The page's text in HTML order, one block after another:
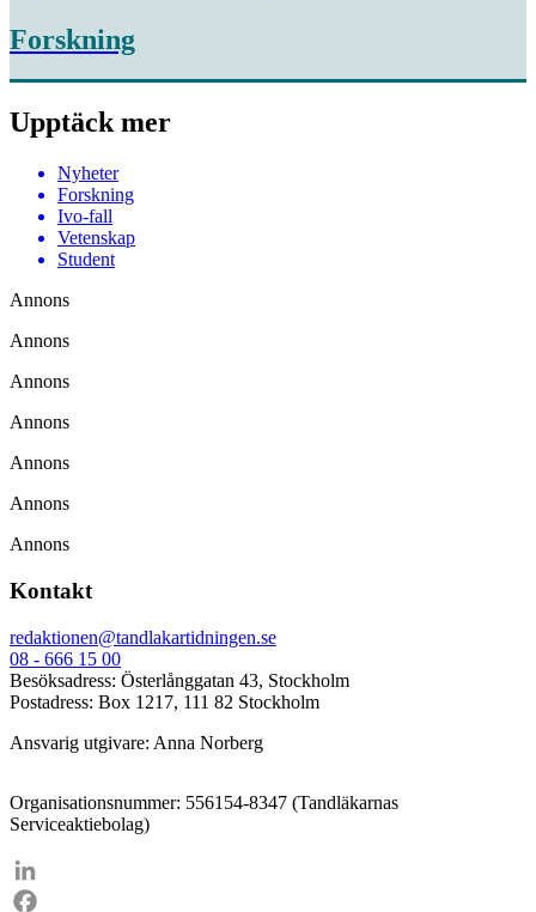
Forskning
Upptäck mer
Nyheter
Forskning
Ivo-fall
Vetenskap
Student
Annons
Annons
Annons
Annons
Annons
Annons
Annons
Kontakt
redaktionen@tandlakartidningen.se
08 - 666 15 00
Besöksadress: Österlånggatan 43, Stockholm
Postadress: Box 1217, 111 82 Stockholm
Ansvarig utgivare: Anna Norberg
Organisationsnummer: 556154-8347 (Tandläkarnas
Serviceaktiebolag)
LinkedIn